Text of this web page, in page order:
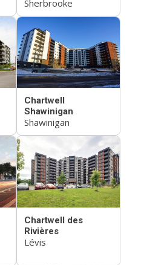
Sherbrooke
Chartwell
Shawinigan
Shawinigan
Chartwell des
Rivières
Lévis